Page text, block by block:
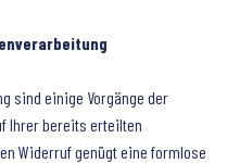
sind einige Vorgänge der
Ihrer bereits erteilten
Widerruf genügt eine formlose